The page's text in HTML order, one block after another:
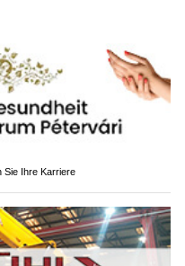
Sie Ihre Karriere